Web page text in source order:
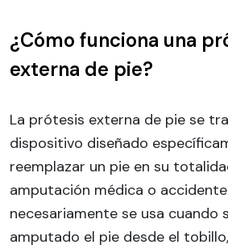
¿Cómo funciona una
externa de pie?
La prótesis externa de pie se
dispositivo diseñado
reemplazar un pie en su
amputación médica o
necesariamente se usa cuando
amputado el pie desde el